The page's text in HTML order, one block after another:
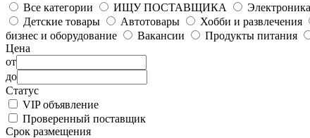
Все категории
ИЩУ ПОСТАВЩИКА Электроника
Детские товары
Автотовары Хобби и развлечения
бизнес и оборудование
Вакансии Продукты питания
Цена
от
до
Статус
VIP объявление
Проверенный поставщик
Срок размещения